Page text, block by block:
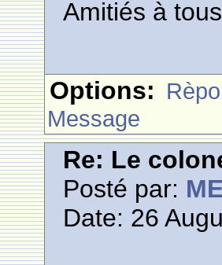
Amitiés à
Options:
Message
Re: Le
Posté par:
Date: 26